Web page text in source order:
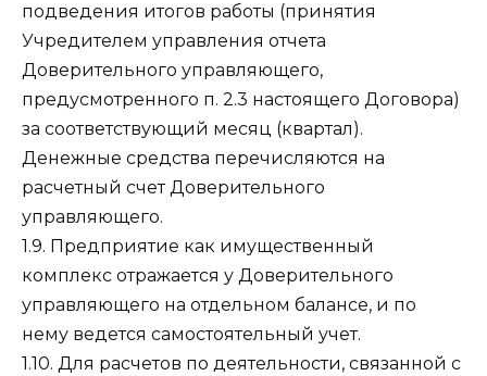
подведения итогов работы (принятия
Учредителем управления отчета
Доверительного управляющего,
предусмотренного п. 2.3 настоящего Договора)
за соответствующий месяц (квартал).
Денежные средства перечисляются на
расчетный счет Доверительного
управляющего.
1.9. Предприятие как имущественный
комплекс отражается у Доверительного
управляющего на отдельном балансе, и по
нему ведется самостоятельный учет.
1.10. Для расчетов по деятельности, связанной с